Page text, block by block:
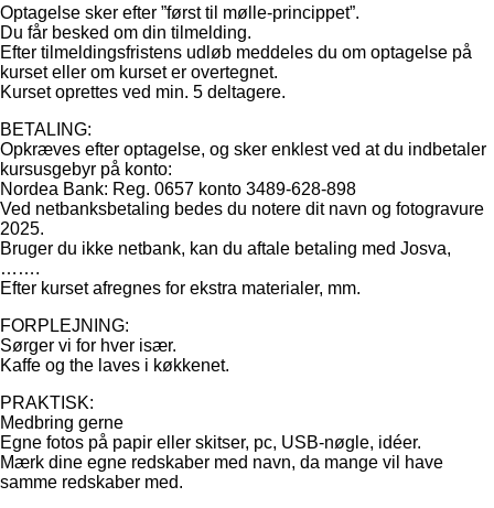
Optagelse sker efter ”først til mølle-princippet”.
Du får besked om din tilmelding.
Efter tilmeldingsfristens udløb meddeles du om optagelse på
kurset eller om kurset er overtegnet.
Kurset oprettes ved min. 5 deltagere.
BETALING:
Opkræves efter optagelse, og sker enklest ved at du indbetaler
kursusgebyr på konto:
Nordea Bank: Reg. 0657 konto 3489-628-898
Ved netbanksbetaling bedes du notere dit navn og fotogravure
2025.
Bruger du ikke netbank, kan du aftale betaling med Josva,
…….
Efter kurset afregnes for ekstra materialer, mm.
FORPLEJNING:
Sørger vi for hver især.
Kaffe og the laves i køkkenet.
PRAKTISK:
Medbring gerne
Egne fotos på papir eller skitser, pc, USB-nøgle, idéer.
Mærk dine egne redskaber med navn, da mange vil have
samme redskaber med.